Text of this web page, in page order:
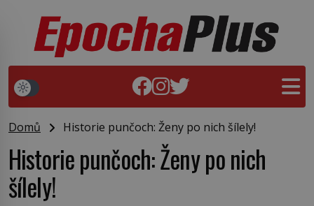
Domů Historie punčoch: Ženy po nich šílely!
Historie punčoch: Ženy po nich
šílely!